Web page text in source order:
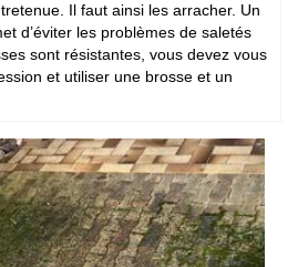
Il faut ainsi les arracher. Un
d’éviter les problèmes de saletés
sont résistantes, vous devez vous
et utiliser une brosse et un